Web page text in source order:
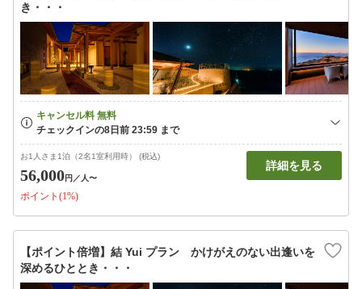
き・・・
お1人さま1泊（2名1室利用時） (税込)
56,000円 ／人〜
ポイント(1%)
詳細を見る
【ポイント倍増】結 Yui プラン かけがえのない出逢いを
深めるひととき・・・